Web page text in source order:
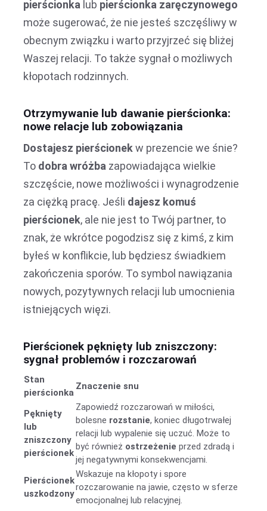
pierścionka lub pierścionka zaręczynowego
może sugerować, że nie jesteś szczęśliwy w
obecnym związku i warto przyjrzeć się bliżej
Waszej relacji. To także sygnał o możliwych
kłopotach rodzinnych.
Otrzymywanie lub dawanie pierścionka:
nowe relacje lub zobowiązania
Dostajesz pierścionekw prezencie we śnie?
To dobra wróżba zapowiadająca wielkie
szczęście, nowe możliwości i wynagrodzenie
za ciężką pracę. Jeśli dajesz komuś
pierścionek, ale nie jest to Twój partner, to
znak, że wkrótce pogodzisz się z kimś, z kim
byłeś w konflikcie, lub będziesz świadkiem
zakończenia sporów. To symbol nawiązania
nowych, pozytywnych relacji lub umocnienia
istniejących więzi.
Pierścionek pęknięty lub zniszczony:
sygnał problemów i rozczarowań
Stan
pierścionka
Znaczenie snu
Pęknięty
lub
zniszczony
pierścionek
Zapowiedź rozczarowań w miłości,
bolesne rozstanie, koniec długotrwałej
relacji lub wypalenie się uczuć. Może to
być również ostrzeżenie przed zdradą i
jej negatywnymi konsekwencjami.
Pierścionek
uszkodzony
Wskazuje na kłopoty i spore
rozczarowanie na jawie, często w sferze
emocjonalnej lub relacyjnej.